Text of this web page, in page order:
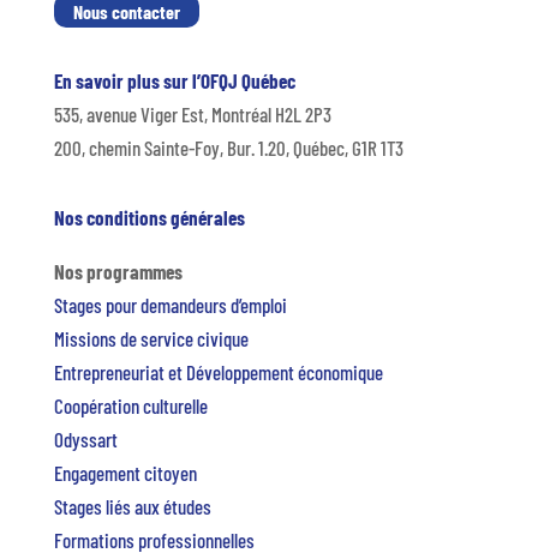
Nous contacter
En savoir plus sur l’OFQJ Québec
535, avenue Viger Est, Montréal H2L 2P3
200, chemin Sainte-Foy, Bur. 1.20, Québec, G1R 1T3
Nos conditions générales
Nos programmes
Stages pour demandeurs d’emploi
Missions de service civique
Entrepreneuriat et Développement économique
Coopération culturelle
Odyssart
Engagement citoyen
Stages liés aux études
Formations professionnelles